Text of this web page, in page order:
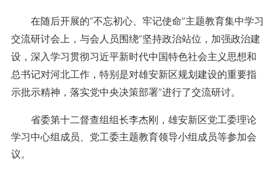
在随后开展的“不忘初心、牢记使命”主题教育集中学习
交流研讨会上，与会人员围绕“坚持政治站位，加强政治建
设，深入学习贯彻习近平新时代中国特色社会主义思想和
总书记对河北工作，特别是对雄安新区规划建设的重要指
示批示精神，落实党中央决策部署”进行了交流研讨。
省委第十二督查组组长李杰刚，雄安新区党工委理论
学习中心组成员、党工委主题教育领导小组成员等参加会
议。